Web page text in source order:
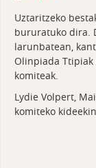
Uztaritzeko
bururatuko dira.
larunbatean,
Olinpiada
komiteak.
Lydie Volpert,
komiteko